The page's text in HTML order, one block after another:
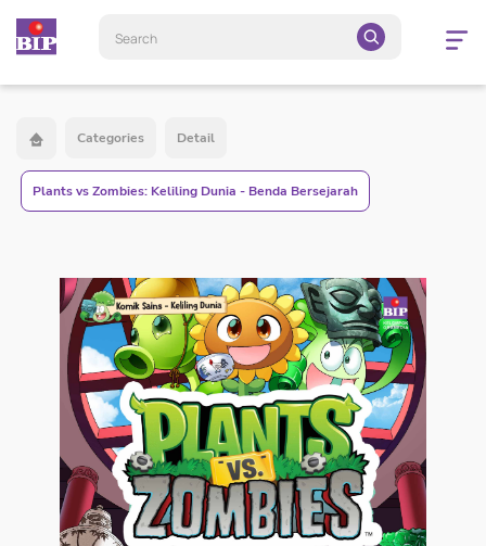
Open
Categories Detail
Plants vs Zombies: Keliling Dunia - Benda Bersejarah